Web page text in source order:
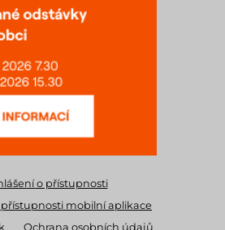
o přístupnosti
přístupnosti mobilní aplikace
Ochrana osobních údajů